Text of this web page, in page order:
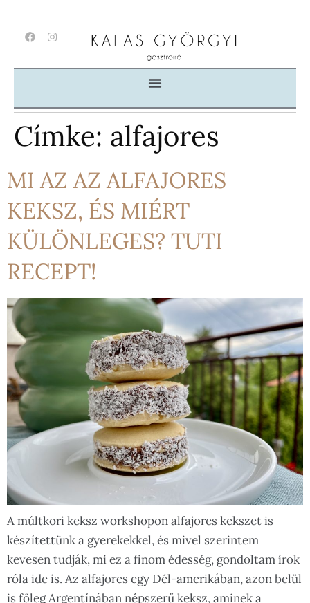
Címke: alfajores
MI AZ AZ ALFAJORES
KEKSZ, ÉS MIÉRT
KÜLÖNLEGES? TUTI
RECEPT!
A múltkori keksz workshopon alfajores kekszet is
készítettünk a gyerekekkel, és mivel szerintem
kevesen tudják, mi ez a finom édesség, gondoltam írok
róla ide is. Az alfajores egy Dél-amerikában, azon belül
is főleg Argentínában népszerű keksz, aminek a